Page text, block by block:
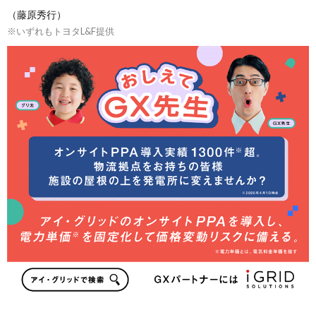
（藤原秀行）
※いずれもトヨタL&F提供